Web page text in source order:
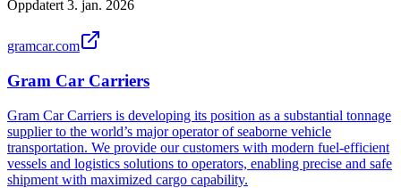
Oppdatert 3. jan. 2026
gramcar.com
Gram Car Carriers
Gram Car Carriers is developing its position as a substantial tonnage
supplier to the world’s major operator of seaborne vehicle
transportation. We provide our customers with modern fuel-efficient
vessels and logistics solutions to operators, enabling precise and safe
shipment with maximized cargo capability.